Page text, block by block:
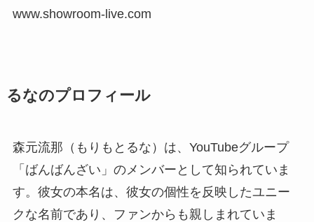
www.showroom-live.com
るなのプロフィール
森元流那（もりもとるな）は、YouTubeグループ
「ばんばんざい」のメンバーとして知られていま
す。彼女の本名は、彼女の個性を反映したユニー
クな名前であり、ファンからも親しまれていま